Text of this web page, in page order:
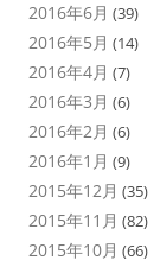
2016年6月 (39)
2016年5月 (14)
2016年4月 (7)
2016年3月 (6)
2016年2月 (6)
2016年1月 (9)
2015年12月 (35)
2015年11月 (82)
2015年10月 (66)